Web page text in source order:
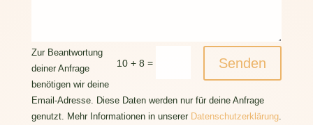
10 + 8 = Senden
Zur Beantwortung
deiner Anfrage
benötigen wir deine
Email-Adresse. Diese Daten werden nur für deine Anfrage
genutzt. Mehr Informationen in unserer Datenschutzerklärung.